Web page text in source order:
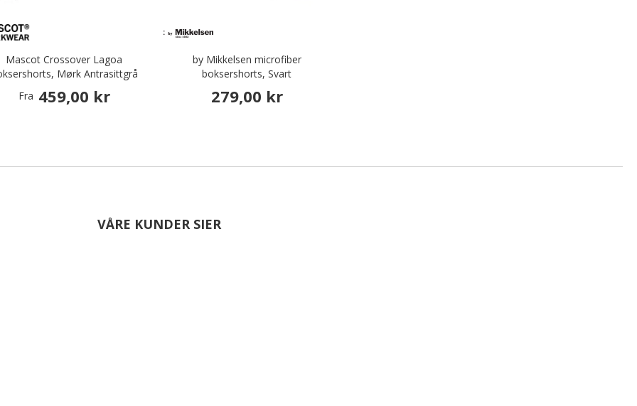
Mascot Crossover Lagoa
Mørk Antrasittgrå
Fra 459,00 kr
by Mikkelsen microfiber
boksershorts, Svart
279,00 kr
VÅRE KUNDER SIER